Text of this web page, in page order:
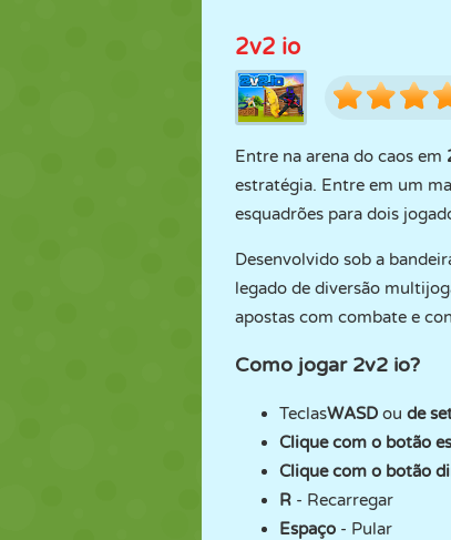
2v2 io
Entre na arena do caos em
estratégia. Entre em um
esquadrões para dois
Desenvolvido sob a
legado de diversão
apostas com combate e
Como jogar 2v2 io?
TeclasWASD ou de
Clique com o botão
Clique com o botão
R - Recarregar
Espaço - Pular